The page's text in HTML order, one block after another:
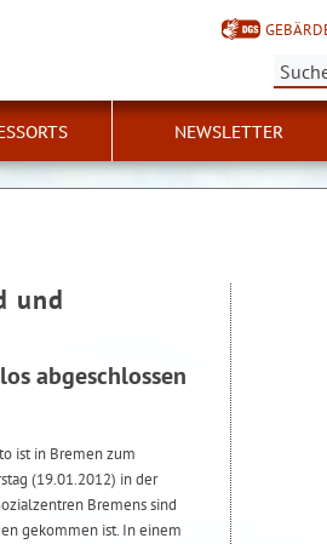
Suche:
NEWSLETTER
und
abgeschlossen
ist in Bremen zum
(19.01.2012) in der
Bremens sind
gekommen ist. In einem